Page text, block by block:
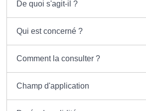
De quoi s'agit-il ?
Qui est concerné ?
Comment la consulter ?
Champ d'application